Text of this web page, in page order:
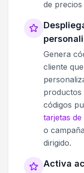
de precios
Genera
cliente
productos
códigos
tarjetas
o
dirigido.
Activa